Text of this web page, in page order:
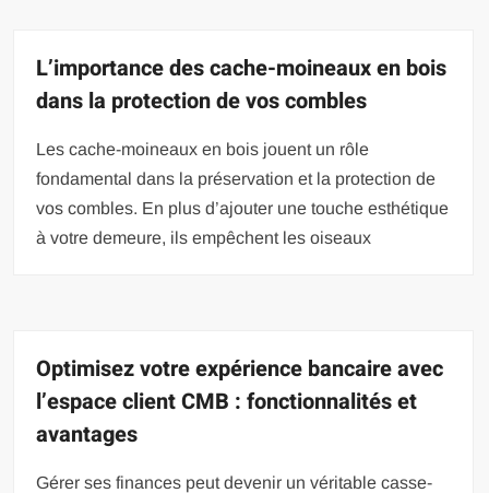
L’importance des cache-moineaux en bois
dans la protection de vos combles
Les cache-moineaux en bois jouent un rôle
fondamental dans la préservation et la protection de
vos combles. En plus d’ajouter une touche esthétique
à votre demeure, ils empêchent les oiseaux
Optimisez votre expérience bancaire avec
l’espace client CMB : fonctionnalités et
avantages
Gérer ses finances peut devenir un véritable casse-